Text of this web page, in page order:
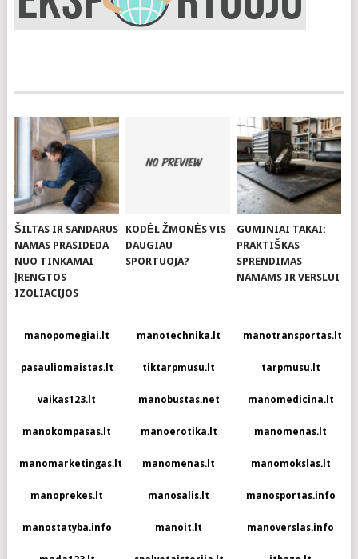
ŠILTAS IR SANDARUS
NAMAS PRASIDEDA
NUO TINKAMAI
ĮRENGTOS
IZOLIACIJOS
KODĖL ŽMONĖS VIS
DAUGIAU
SPORTUOJA?
GUMINIAI TAKAI:
PRAKTIŠKAS
SPRENDIMAS
NAMAMS IR VERSLUI
manopomegiai.lt manotechnika.lt manotransportas.lt
pasauliomaistas.lt tiktarpmusu.lt tarpmusu.lt
vaikas123.lt manobustas.net manomedicina.lt
manokompasas.lt manoerotika.lt manomenas.lt
manomarketingas.lt manomenas.lt manomokslas.lt
manoprekes.lt manosalis.lt manosportas.info
manostatyba.info manoit.lt manoverslas.info